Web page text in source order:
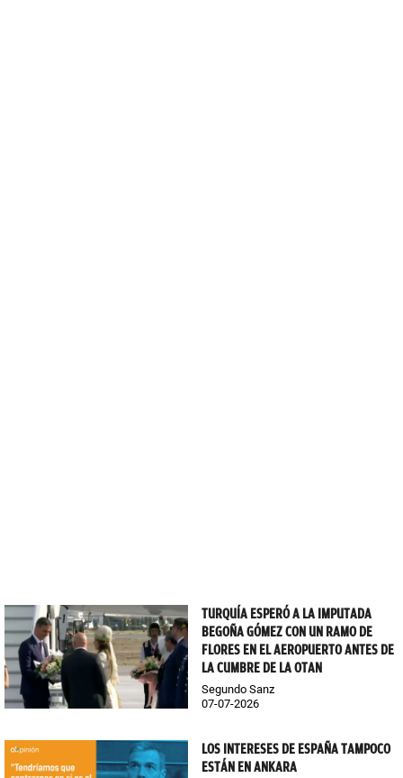
TURQUÍA ESPERÓ A LA IMPUTADA
BEGOÑA GÓMEZ CON UN RAMO DE
FLORES EN EL AEROPUERTO ANTES DE
LA CUMBRE DE LA OTAN
Segundo Sanz
07-07-2026
LOS INTERESES DE ESPAÑA TAMPOCO
ESTÁN EN ANKARA